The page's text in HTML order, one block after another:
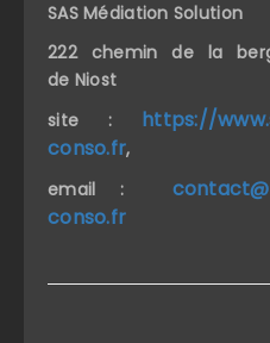
SAS Médiation Solution
222 chemin de la
de Niost
site : https://
conso.fr,
email :
conso.fr